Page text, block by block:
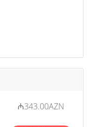
₼343.00AZN